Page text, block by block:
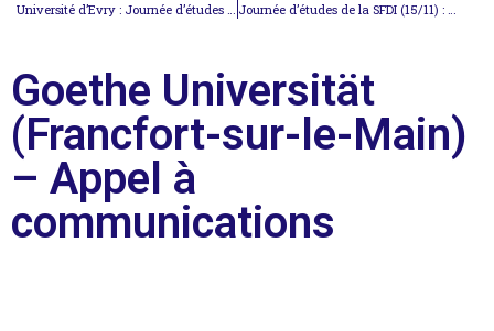
Goethe Universität
(Francfort-sur-le-Main)
– Appel à
communications